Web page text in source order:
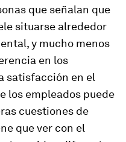
que señalan que
situarse alrededor
y mucho menos
en los
satisfacción en el
los empleados puede
cuestiones de
que ver con el